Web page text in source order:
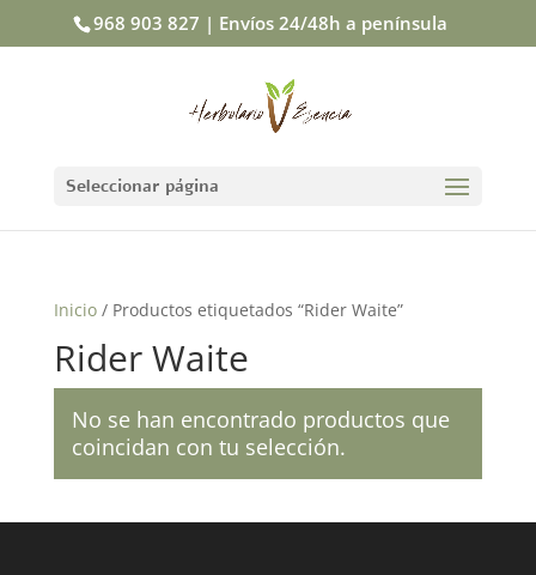
968 903 827 | Envíos 24/48h a península
Seleccionar página
Inicio/ Productos etiquetados “Rider Waite”
Rider Waite
No se han encontrado productos que
coincidan con tu selección.